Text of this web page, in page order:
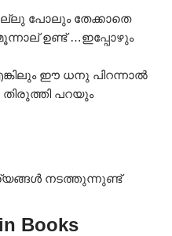
പോലും തേക്കാതെ
മൂന്നാല് ഉണ്ട് …ഇപ്പോഴും
ഈ ധനു പിറന്നാൽ
പറയും
നടത്തുന്നുണ്ട്
Books